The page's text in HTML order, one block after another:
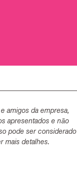
amigos da empresa,
apresentados e não
pode ser considerado
mais detalhes.